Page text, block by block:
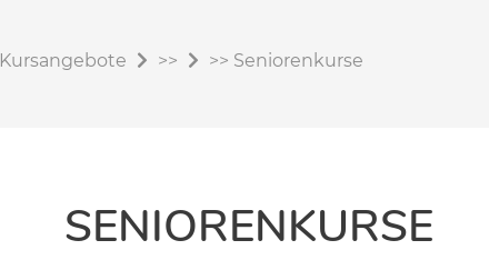
Kursangebote >> >> Seniorenkurse
SENIORENKURSE